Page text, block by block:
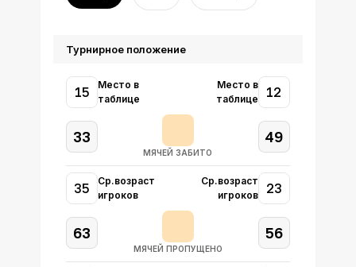
Турнирное положение
15
Место в
таблице
12
Место в
таблице
33
МЯЧЕЙ ЗАБИТО
49
35
Ср.возраст
игроков
23
Ср.возраст
игроков
63
МЯЧЕЙ ПРОПУЩЕНО
56